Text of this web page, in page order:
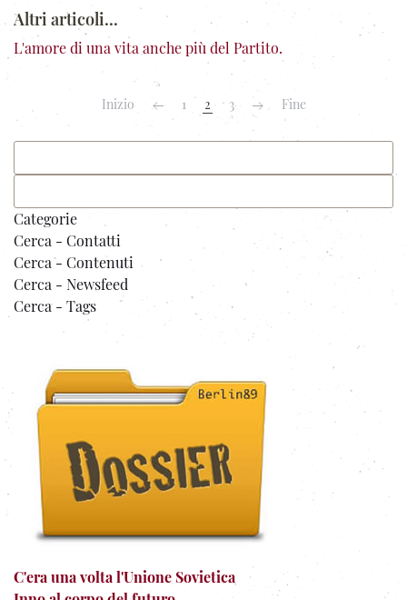
Altri articoli...
L'amore di una vita anche più del Partito.
Inizio 1 2 3 Fine
Categorie
Cerca - Contatti
Cerca - Contenuti
Cerca - Newsfeed
Cerca - Tags
C'era una volta l'Unione Sovietica